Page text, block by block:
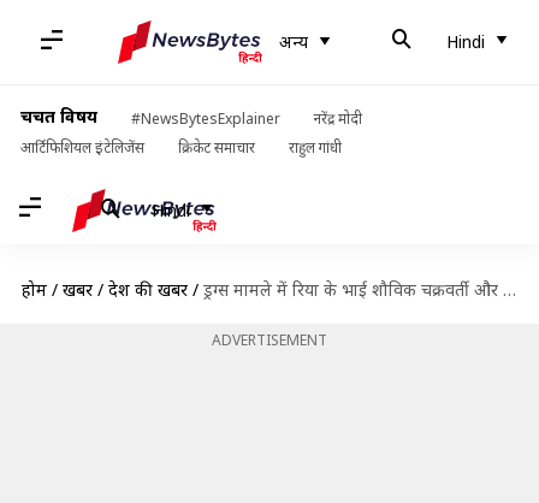
अन्य Hindi
चर्चित विषय #NewsBytesExplainer
नरेंद्र मोदी
आर्टिफिशियल इंटेलिजेंस
क्रिकेट समाचार राहुल गांधी
Hindi
होम / खबरें / देश की खबरें / ड्रग्स मामले में रिया के भाई शौविक चक्रवर्ती और सैमुअल मिरांडा गिरफ्तार
ADVERTISEMENT